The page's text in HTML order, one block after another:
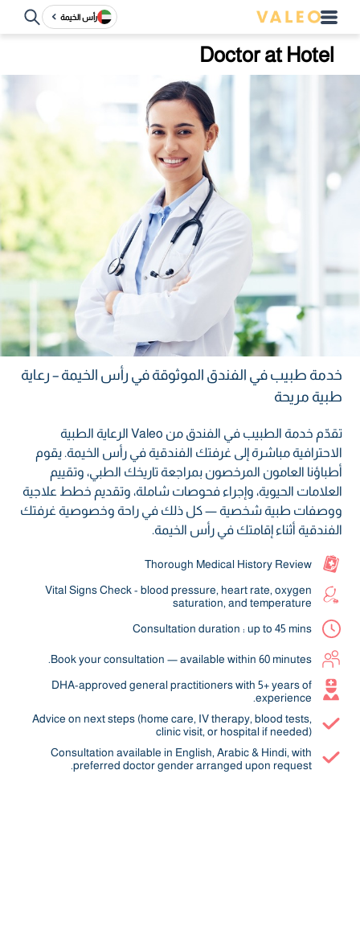
رأس الخيمة
Doctor at Hotel
خدمة طبيب في الفندق الموثوقة في رأس الخيمة – رعاية
طبية مريحة
تقدّم خدمة الطبيب في الفندق من Valeo الرعاية الطبية
الاحترافية مباشرة إلى غرفتك الفندقية في رأس الخيمة. يقوم
أطباؤنا العامون المرخصون بمراجعة تاريخك الطبي، وتقييم
العلامات الحيوية، وإجراء فحوصات شاملة، وتقديم خطط علاجية
ووصفات طبية شخصية — كل ذلك في راحة وخصوصية غرفتك
الفندقية أثناء إقامتك في رأس الخيمة.
Thorough Medical History Review
Vital Signs Check - blood pressure, heart rate, oxygen
saturation, and temperature
Consultation duration : up to 45 mins
Book your consultation — available within 60 minutes.
DHA-approved general practitioners with 5+ years of
experience.
Advice on next steps (home care, IV therapy, blood tests,
clinic visit, or hospital if needed)
Consultation available in English, Arabic & Hindi, with
preferred doctor gender arranged upon request.